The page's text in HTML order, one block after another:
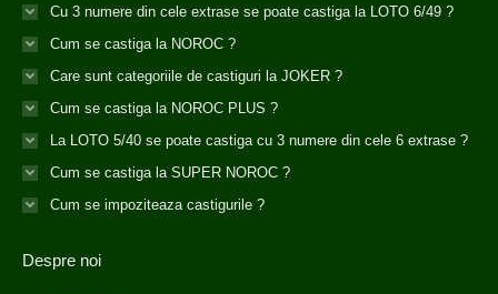
Cu 3 numere din cele extrase se poate castiga la LOTO 6/49 ?
Cum se castiga la NOROC ?
Care sunt categoriile de castiguri la JOKER ?
Cum se castiga la NOROC PLUS ?
La LOTO 5/40 se poate castiga cu 3 numere din cele 6 extrase ?
Cum se castiga la SUPER NOROC ?
Cum se impoziteaza castigurile ?
Despre noi